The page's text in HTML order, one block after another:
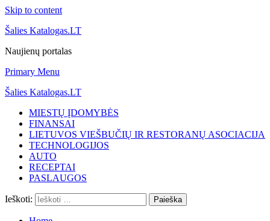
Skip to content
Šalies Katalogas.LT
Naujienų portalas
Primary Menu
Šalies Katalogas.LT
MIESTŲ ĮDOMYBĖS
FINANSAI
LIETUVOS VIEŠBUČIŲ IR RESTORANŲ ASOCIACIJA
TECHNOLOGIJOS
AUTO
RECEPTAI
PASLAUGOS
Ieškoti: